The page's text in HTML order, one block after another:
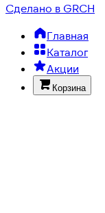
Сделано в GRCH
Главная
Каталог
Акции
Корзина